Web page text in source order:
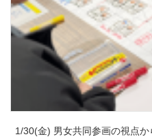
1/30(金) 男女共同参画の視点か